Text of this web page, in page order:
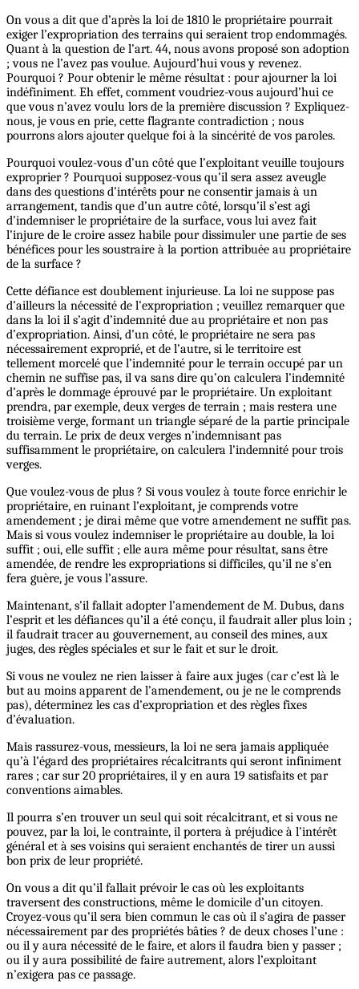
On vous a dit que d’après la loi de 1810 le propriétaire pourrait
exiger l’expropriation des terrains qui seraient trop endommagés.
Quant à la question de l’art. 44, nous avons proposé son adoption
; vous ne l’avez pas voulue. Aujourd’hui vous y revenez.
Pourquoi ? Pour obtenir le même résultat : pour ajourner la loi
indéfiniment. Eh effet, comment voudriez-vous aujourd’hui ce
que vous n’avez voulu lors de la première discussion ? Expliquez-
nous, je vous en prie, cette flagrante contradiction ; nous
pourrons alors ajouter quelque foi à la sincérité de vos paroles.
Pourquoi voulez-vous d’un côté que l’exploitant veuille toujours
exproprier ? Pourquoi supposez-vous qu’il sera assez aveugle
dans des questions d’intérêts pour ne consentir jamais à un
arrangement, tandis que d’un autre côté, lorsqu’il s’est agi
d’indemniser le propriétaire de la surface, vous lui avez fait
l’injure de le croire assez habile pour dissimuler une partie de ses
bénéfices pour les soustraire à la portion attribuée au propriétaire
de la surface ?
Cette défiance est doublement injurieuse. La loi ne suppose pas
d’ailleurs la nécessité de l’expropriation ; veuillez remarquer que
dans la loi il s’agit d’indemnité due au propriétaire et non pas
d’expropriation. Ainsi, d’un côté, le propriétaire ne sera pas
nécessairement exproprié, et de l’autre, si le territoire est
tellement morcelé que l’indemnité pour le terrain occupé par un
chemin ne suffise pas, il va sans dire qu’on calculera l’indemnité
d’après le dommage éprouvé par le propriétaire. Un exploitant
prendra, par exemple, deux verges de terrain ; mais restera une
troisième verge, formant un triangle séparé de la partie principale
du terrain. Le prix de deux verges n’indemnisant pas
suffisamment le propriétaire, on calculera l’indemnité pour trois
verges.
Que voulez-vous de plus ? Si vous voulez à toute force enrichir le
propriétaire, en ruinant l’exploitant, je comprends votre
amendement ; je dirai même que votre amendement ne suffit pas.
Mais si vous voulez indemniser le propriétaire au double, la loi
suffit ; oui, elle suffit ; elle aura même pour résultat, sans être
amendée, de rendre les expropriations si difficiles, qu’il ne s’en
fera guère, je vous l’assure.
Maintenant, s’il fallait adopter l’amendement de M. Dubus, dans
l’esprit et les défiances qu’il a été conçu, il faudrait aller plus loin ;
il faudrait tracer au gouvernement, au conseil des mines, aux
juges, des règles spéciales et sur le fait et sur le droit.
Si vous ne voulez ne rien laisser à faire aux juges (car c’est là le
but au moins apparent de l’amendement, ou je ne le comprends
pas), déterminez les cas d’expropriation et des règles fixes
d’évaluation.
Mais rassurez-vous, messieurs, la loi ne sera jamais appliquée
qu’à l’égard des propriétaires récalcitrants qui seront infiniment
rares ; car sur 20 propriétaires, il y en aura 19 satisfaits et par
conventions aimables.
Il pourra s’en trouver un seul qui soit récalcitrant, et si vous ne
pouvez, par la loi, le contrainte, il portera à préjudice à l’intérêt
général et à ses voisins qui seraient enchantés de tirer un aussi
bon prix de leur propriété.
On vous a dit qu’il fallait prévoir le cas où les exploitants
traversent des constructions, même le domicile d’un citoyen.
Croyez-vous qu’il sera bien commun le cas où il s’agira de passer
nécessairement par des propriétés bâties ? de deux choses l’une :
ou il y aura nécessité de le faire, et alors il faudra bien y passer ;
ou il y aura possibilité de faire autrement, alors l’exploitant
n’exigera pas ce passage.